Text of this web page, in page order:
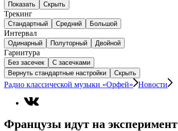
Показать Скрыть
Трекинг
Стандартный Средний Большой
Интервал
Одинарный Полуторный Двойной
Гарнитура
Без засечек
С засечками
Вернуть стандартные настройки
Скрыть
Радио классической музыки «Орфей» Новости
Французы идут на эксперимент